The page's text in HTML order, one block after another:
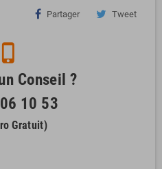
Partager Tweet
phone_iphone
Conseil ?
10 53
Gratuit)